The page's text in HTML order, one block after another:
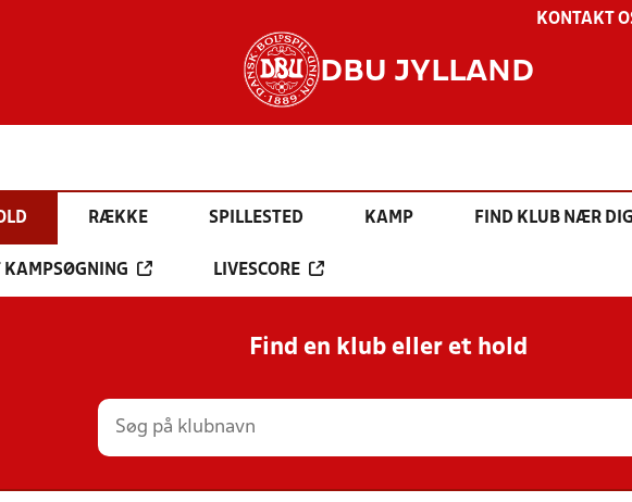
KONTAKT
DBU JYLLAND
RÆKKE SPILLESTED KAMP FIND KLUB NÆR DIG
KAMPSØGNING LIVESCORE
Find en klub eller et hold